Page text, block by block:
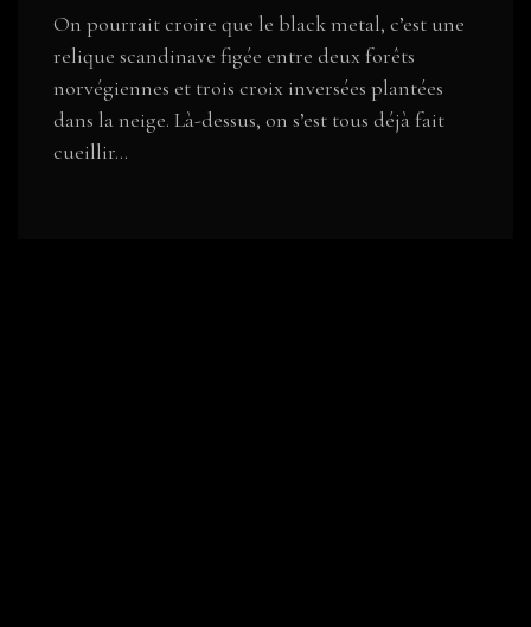
On pourrait croire que le black metal, c’est une
relique scandinave figée entre deux forêts
norvégiennes et trois croix inversées plantées
dans la neige. Là-dessus, on s’est tous déjà fait
cueillir...